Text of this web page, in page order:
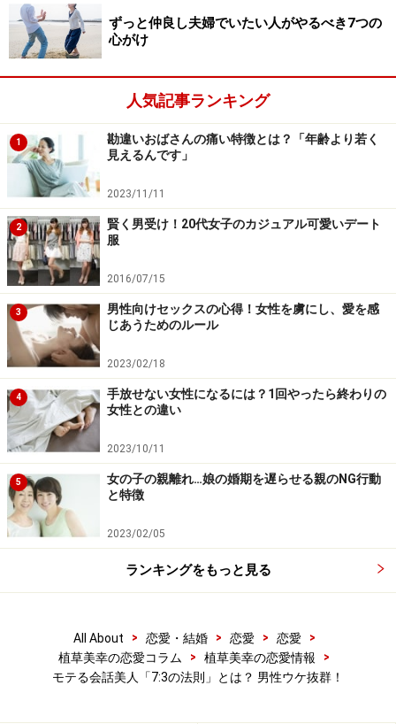
る男性に会うことになったとします。もしも、その男性
にモテることを目標とするならば、私だったら必ずその
ているのだとしたら、全米オープンの話やテニスのルー
ルについての質問などを事前にしっかり仕込んでおくよ
うにします。
そこまで詳しく相手の趣味などがわからなかった場合で
も、「穏やかな性格らしいよ」くらいの情報でも大丈
夫。大切なのは、相手の情報をしっかり自分の頭のなか
にインプットしておく、という“相手に会うための準
備”なのです。
実際に本人に会ってみたときに、「穏やかなタイプ、と
お聞きしていましたが、会って安心しちゃいました。本
当だったんだな、って（笑）」などとさりげなく言うこ
とで「私はあなたと会う前から興味を持っていて、会う
ことを楽しみにしていましたよ」という自然なアピール
になるからです。
仕事同様、事前準備が大切です。
されて、イヤな気持ちはしないものです。自分に置き換
えて考えた場合、「そんなに関心を持ってくれているな
ずっと仲良し夫婦でいたい人がやるべき7つの
心がけ
人気記事ランキング
1
勘違いおばさんの痛い特徴とは？「年齢より若く
見えるんです」
2023/11/11
2
賢く男受け！20代女子のカジュアル可愛いデート
服
2016/07/15
3
男性向けセックスの心得！女性を虜にし、愛を感
じあうためのルール
2023/02/18
4
手放せない女性になるには？1回やったら終わりの
女性との違い
2023/10/11
5
女の子の親離れ…娘の婚期を遅らせる親のNG行動
と特徴
2023/02/05
ランキングをもっと見る
All About > 恋愛・結婚 > 恋愛 > 恋愛
>
植草美幸の恋愛コラム
> 植草美幸の恋愛情報
>
モテる会話美人「7:3の法則」とは？ 男性ウケ抜群！